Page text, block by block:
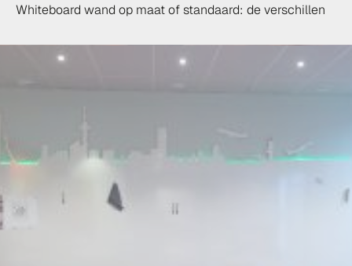
Whiteboard wand op maat of standaard: de verschillen